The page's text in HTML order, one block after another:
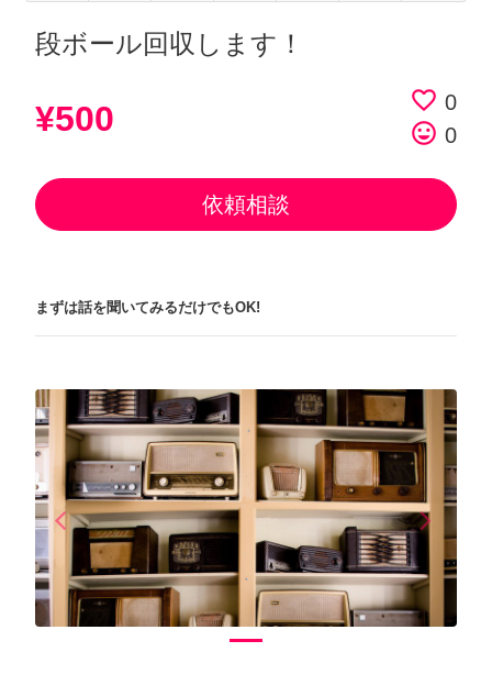
段ボール回収します！
¥500 favorite_border 0
tag_faces 0
依頼相談
まずは話を聞いてみるだけでもOK!
arrow_back_iosPrevious arrow_forward_iosNext